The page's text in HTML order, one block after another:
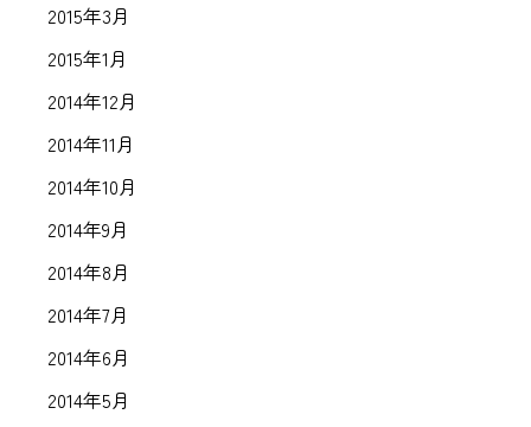
2015年3月
2015年1月
2014年12月
2014年11月
2014年10月
2014年9月
2014年8月
2014年7月
2014年6月
2014年5月